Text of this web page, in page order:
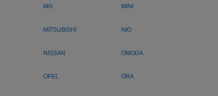
MG MINI
MITSUBISHI NIO
NISSAN OMODA
OPEL ORA